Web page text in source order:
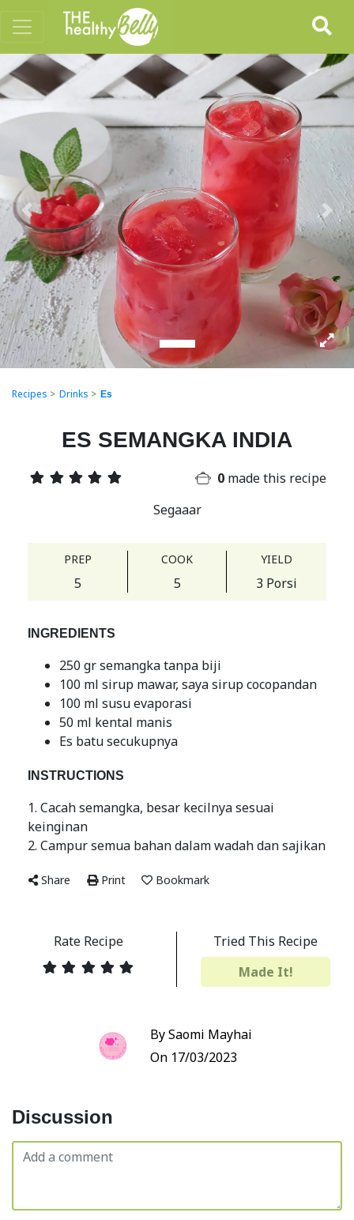
Previous Next
Recipes > Drinks > Es
ES SEMANGKA INDIA
0 made this recipe
Segaaar
PREP
5
COOK
5
YIELD
3 Porsi
INGREDIENTS
250 gr semangka tanpa biji
100 ml sirup mawar, saya sirup cocopandan
100 ml susu evaporasi
50 ml kental manis
Es batu secukupnya
INSTRUCTIONS
1. Cacah semangka, besar kecilnya sesuai
keinginan
2. Campur semua bahan dalam wadah dan sajikan
Share Print Bookmark
Rate Recipe
Tried This Recipe
Made It!
By Saomi Mayhai
On 17/03/2023
Discussion